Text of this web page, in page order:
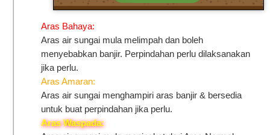
Aras Bahaya:
Aras air sungai mula melimpah dan boleh
menyebabkan banjir. Perpindahan perlu dilaksanakan
jika perlu.
Aras Amaran:
Aras air sungai menghampiri aras banjir & bersedia
untuk buat perpindahan jika perlu.
Aras Waspada: